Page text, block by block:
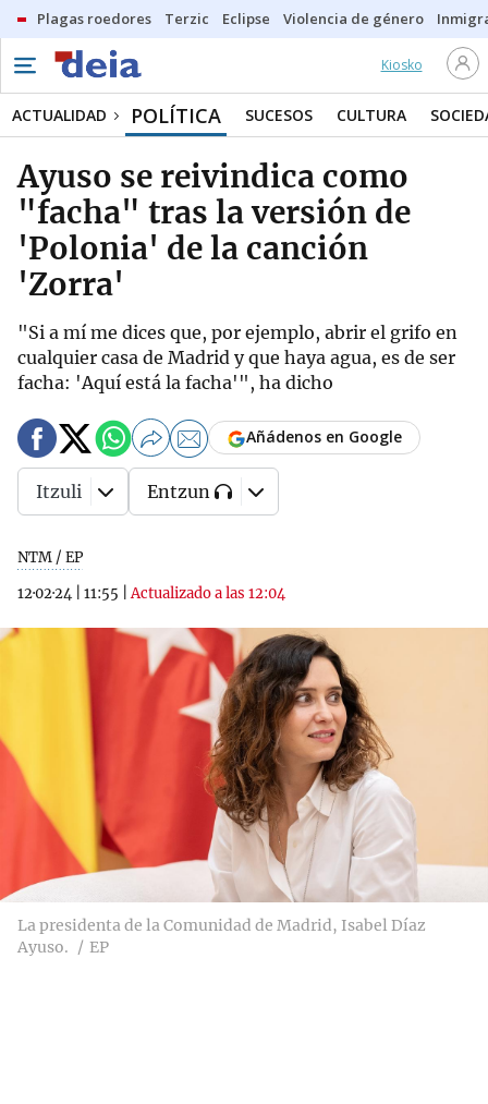
Plagas roedores Terzic Eclipse Violencia de género
Kiosko
ACTUALIDAD POLÍTICA SUCESOS CULTURA
Ayuso se reivindica como
"facha" tras la versión de
'Polonia' de la canción
'Zorra'
"Si a mí me dices que, por ejemplo, abrir el grifo en
cualquier casa de Madrid y que haya agua, es de ser
facha: 'Aquí está la facha'", ha dicho
NTM / EP
12·02·24
11:55 |Actualizado a las 12:04
Añádenos en Google
Itzuli Entzun
La presidenta de la Comunidad de Madrid, Isabel Díaz
Ayuso.
EP